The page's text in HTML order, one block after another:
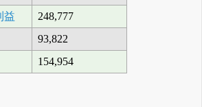
益
248,777
93,822
154,954